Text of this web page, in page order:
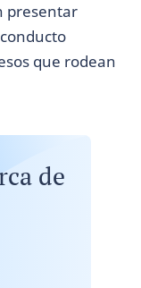
presentar
que rodean
de